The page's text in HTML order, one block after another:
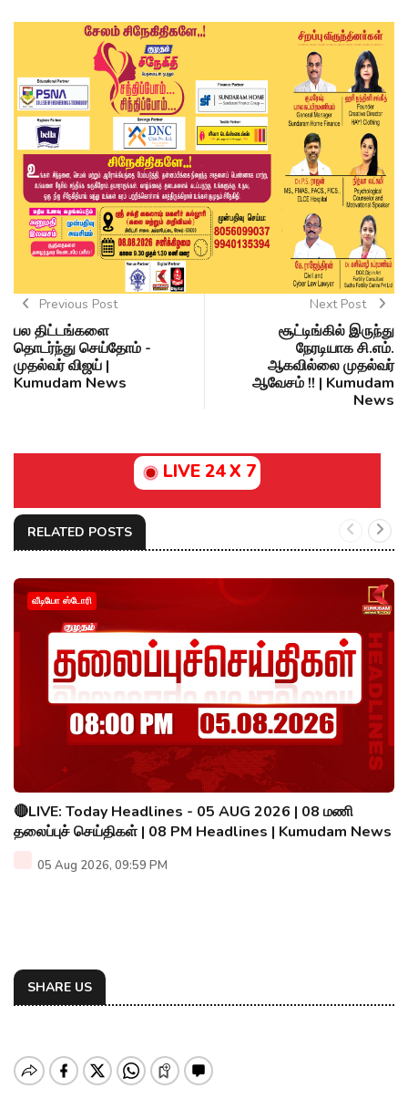
Previous Post
பல திட்டங்களை
தொடர்ந்து செய்தோம் -
முதல்வர் விஜய் |
Kumudam News
Next Post
சூட்டிங்கில் இருந்து
நேரடியாக சி.எம்.
ஆகவில்லை முதல்வர்
ஆவேசம் !! | Kumudam
News
LIVE 24 X 7
RELATED POSTS
வீடியோ ஸ்டோரி
🔴LIVE: Today Headlines - 05 AUG 2026 | 08 மணி
தலைப்புச் செய்திகள் | 08 PM Headlines | Kumudam News
05 Aug 2026, 09:59 PM
SHARE US